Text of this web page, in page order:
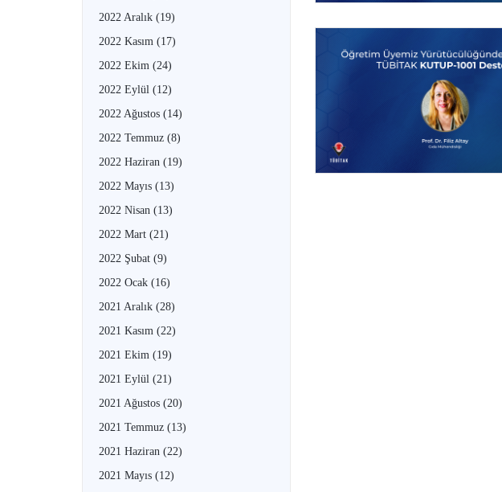
2022 Aralık (19)
2022 Kasım (17)
2022 Ekim (24)
2022 Eylül (12)
2022 Ağustos (14)
2022 Temmuz (8)
2022 Haziran (19)
2022 Mayıs (13)
2022 Nisan (13)
2022 Mart (21)
2022 Şubat (9)
2022 Ocak (16)
2021 Aralık (28)
2021 Kasım (22)
2021 Ekim (19)
2021 Eylül (21)
2021 Ağustos (20)
2021 Temmuz (13)
2021 Haziran (22)
2021 Mayıs (12)